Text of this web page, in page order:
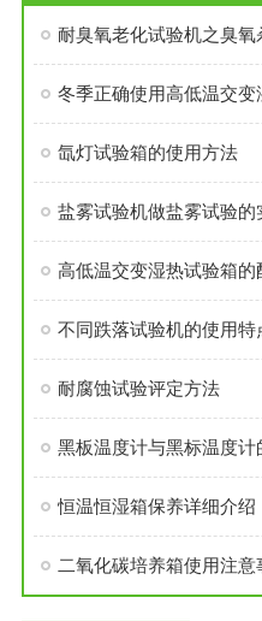
耐臭氧老化试验机之臭氧
冬季正确使用高低温交变
氙灯试验箱的使用方法
盐雾试验机做盐雾试验的
高低温交变湿热试验箱的
不同跌落试验机的使用特
耐腐蚀试验评定方法
黑板温度计与黑标温度计
恒温恒湿箱保养详细介绍
二氧化碳培养箱使用注意